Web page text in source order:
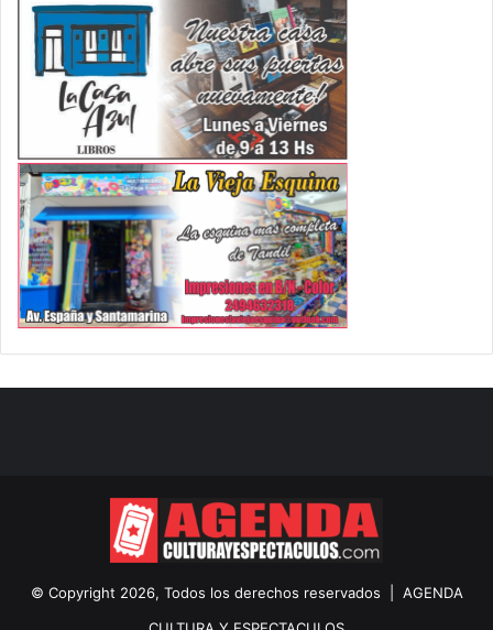
© Copyright 2026, Todos los derechos reservados | AGENDA